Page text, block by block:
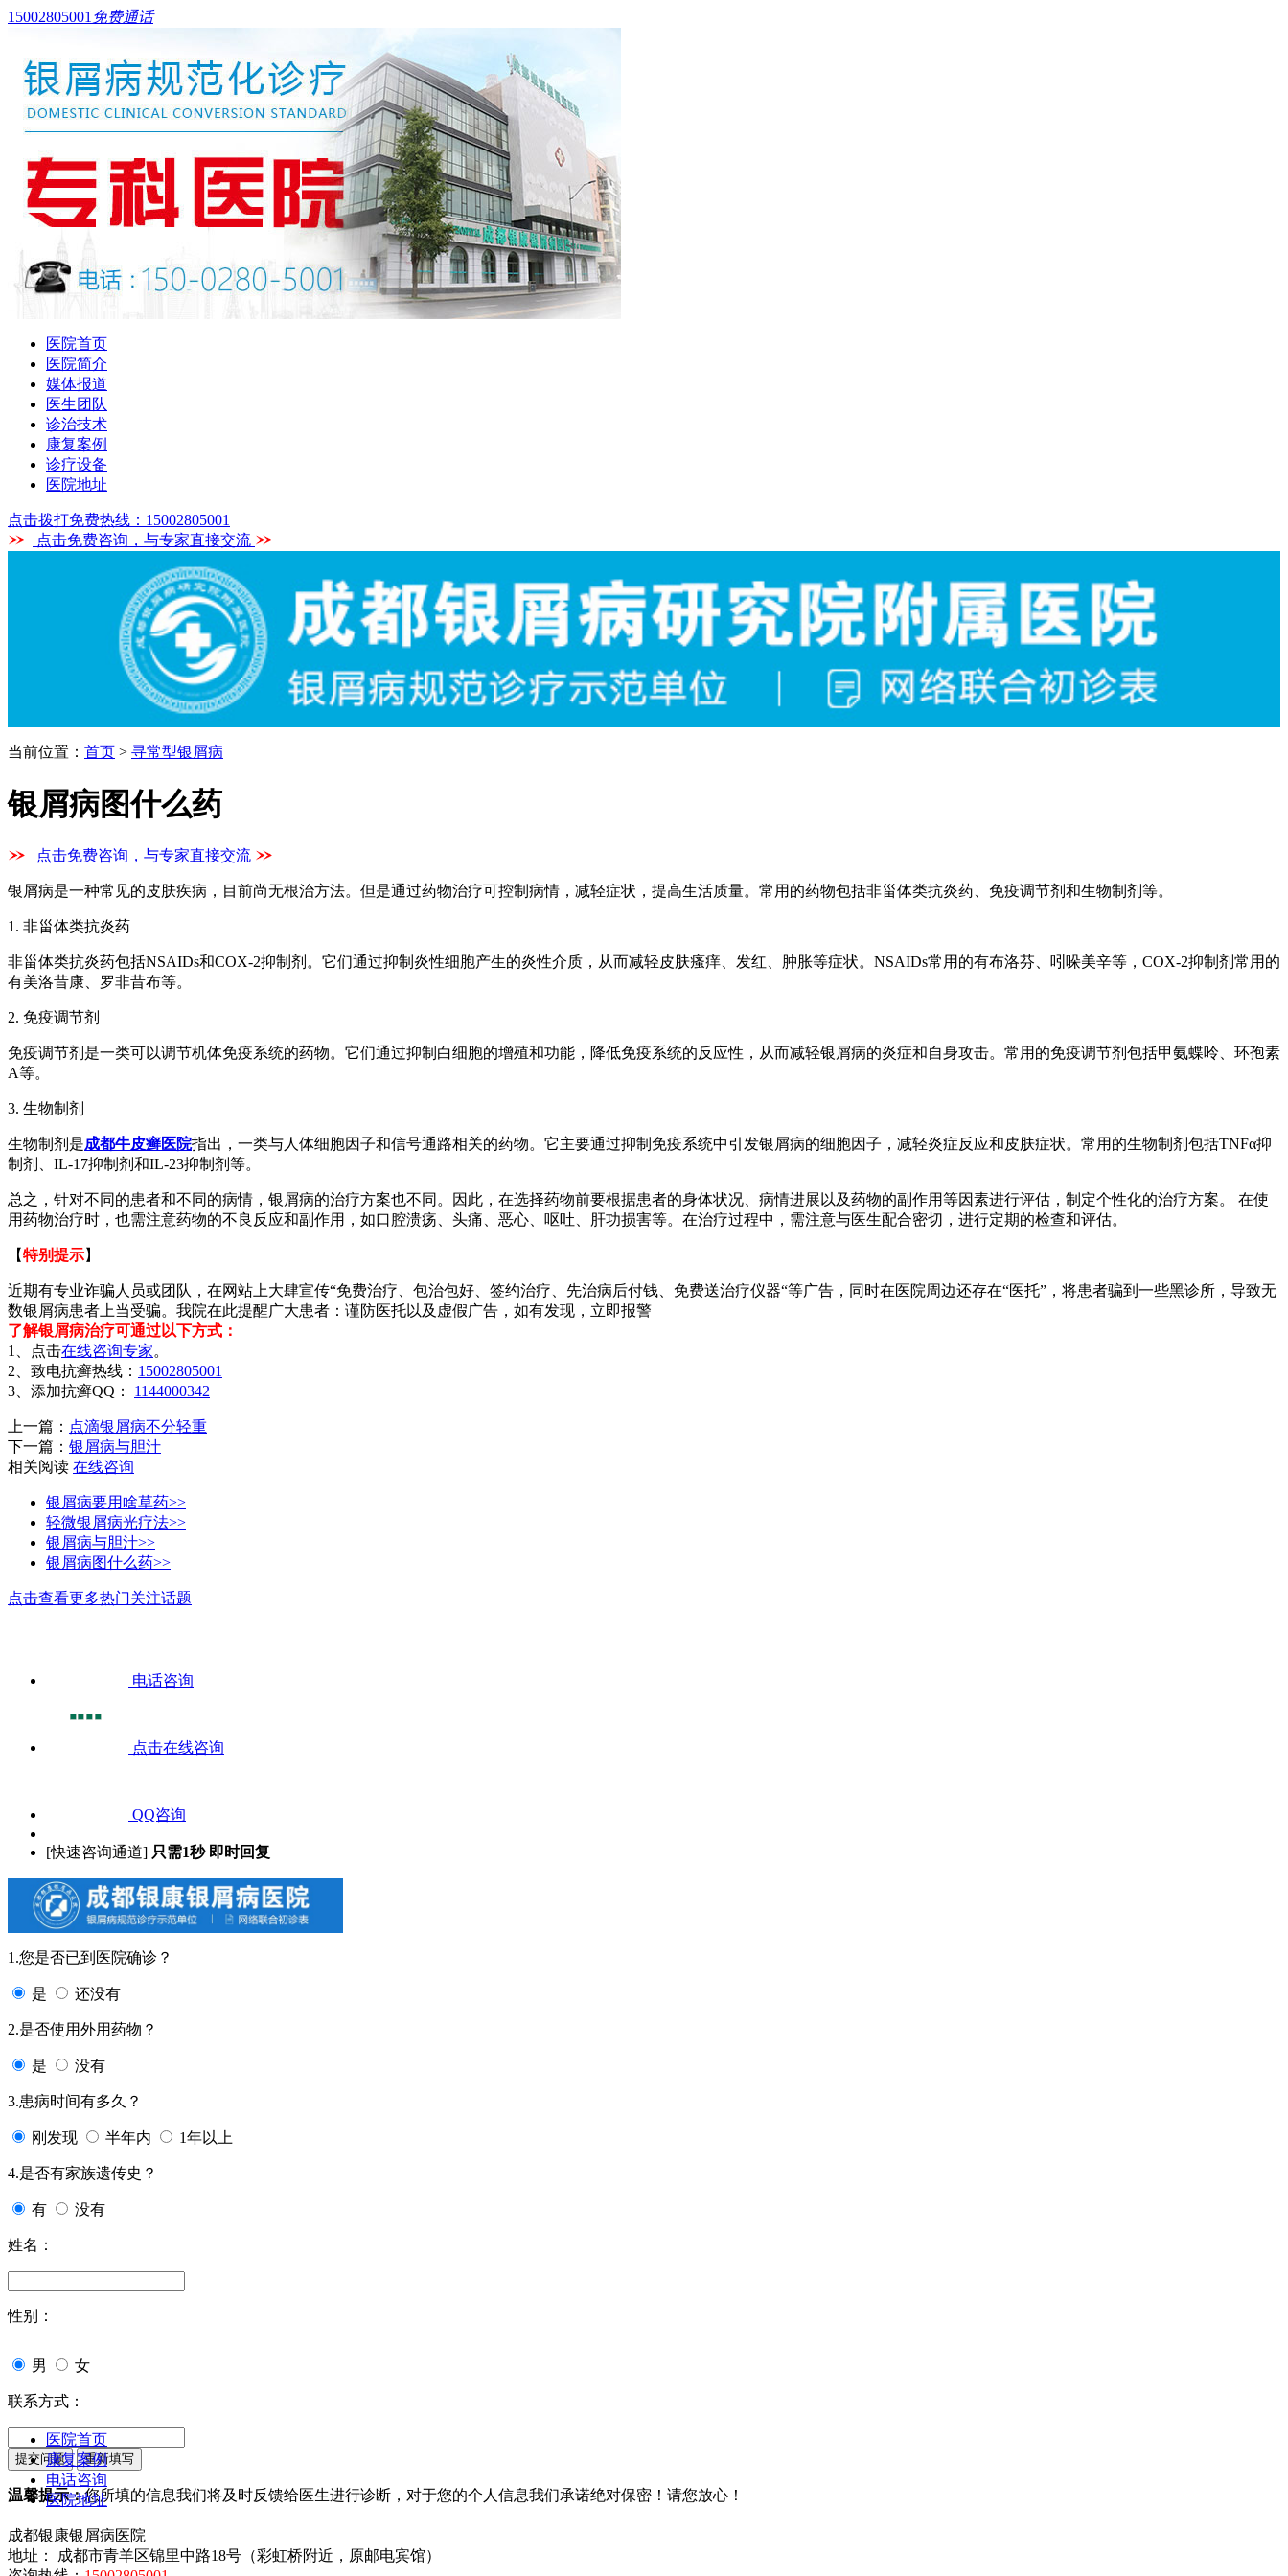
15002805001 免费通话
医院首页
医院简介
媒体报道
医生团队
诊治技术
康复案例
诊疗设备
医院地址
点击拨打免费热线：15002805001
点击免费咨询，与专家直接交流
当前位置： 首页 > 寻常型银屑病
银屑病图什么药
点击免费咨询，与专家直接交流
银屑病是一种常见的皮肤疾病，目前尚无根治方法。但是通过药物治疗可控制病情，减轻症状，提高生活质量。常用的药物包括非甾体类抗炎药、免疫调节剂和生物制剂等。
1. 非甾体类抗炎药
非甾体类抗炎药包括NSAIDs和COX-2抑制剂。它们通过抑制炎性细胞产生的炎性介质，从而减轻皮肤瘙痒、发红、肿胀等症状。NSAIDs常用的有布洛芬、吲哚美辛等，COX-2抑制剂常用的
有美洛昔康、罗非昔布等。
2. 免疫调节剂
免疫调节剂是一类可以调节机体免疫系统的药物。它们通过抑制白细胞的增殖和功能，降低免疫系统的反应性，从而减轻银屑病的炎症和自身攻击。常用的免疫调节剂包括甲氨蝶呤、环孢素
A等。
3. 生物制剂
生物制剂是成都牛皮癣医院指出，一类与人体细胞因子和信号通路相关的药物。它主要通过抑制免疫系统中引发银屑病的细胞因子，减轻炎症反应和皮肤症状。常用的生物制剂包括TNFα抑
制剂、IL-17抑制剂和IL-23抑制剂等。
总之，针对不同的患者和不同的病情，银屑病的治疗方案也不同。因此，在选择药物前要根据患者的身体状况、病情进展以及药物的副作用等因素进行评估，制定个性化的治疗方案。 在使
用药物治疗时，也需注意药物的不良反应和副作用，如口腔溃疡、头痛、恶心、呕吐、肝功损害等。在治疗过程中，需注意与医生配合密切，进行定期的检查和评估。
【特别提示】
近期有专业诈骗人员或团队，在网站上大肆宣传“免费治疗、包治包好、签约治疗、先治病后付钱、免费送治疗仪器“等广告，同时在医院周边还存在“医托”，将患者骗到一些黑诊所，导致无
数银屑病患者上当受骗。我院在此提醒广大患者：谨防医托以及虚假广告，如有发现，立即报警
了解银屑病治疗可通过以下方式：
1、点击在线咨询专家。
2、致电抗癣热线： 15002805001
3、添加抗癣QQ： 1144000342
上一篇： 点滴银屑病不分轻重
下一篇： 银屑病与胆汁
相关阅读 在线咨询
银屑病要用啥草药>>
轻微银屑病光疗法>>
银屑病与胆汁>>
银屑病图什么药>>
点击查看更多热门关注话题
电话咨询
点击在线咨询
QQ咨询
[快速咨询通道] 只需1秒 即时回复
1.您是否已到医院确诊？
是 还没有
2.是否使用外用药物？
是 没有
3.患病时间有多久？
刚发现 半年内 1年以上
4.是否有家族遗传史？
有 没有
姓名：
性别：
男 女
联系方式：
温馨提示：您所填的信息我们将及时反馈给医生进行诊断，对于您的个人信息我们承诺绝对保密！请您放心！
医院首页
康复案例
电话咨询
医院地址
成都银康银屑病医院
地址： 成都市青羊区锦里中路18号（彩虹桥附近，原邮电宾馆）